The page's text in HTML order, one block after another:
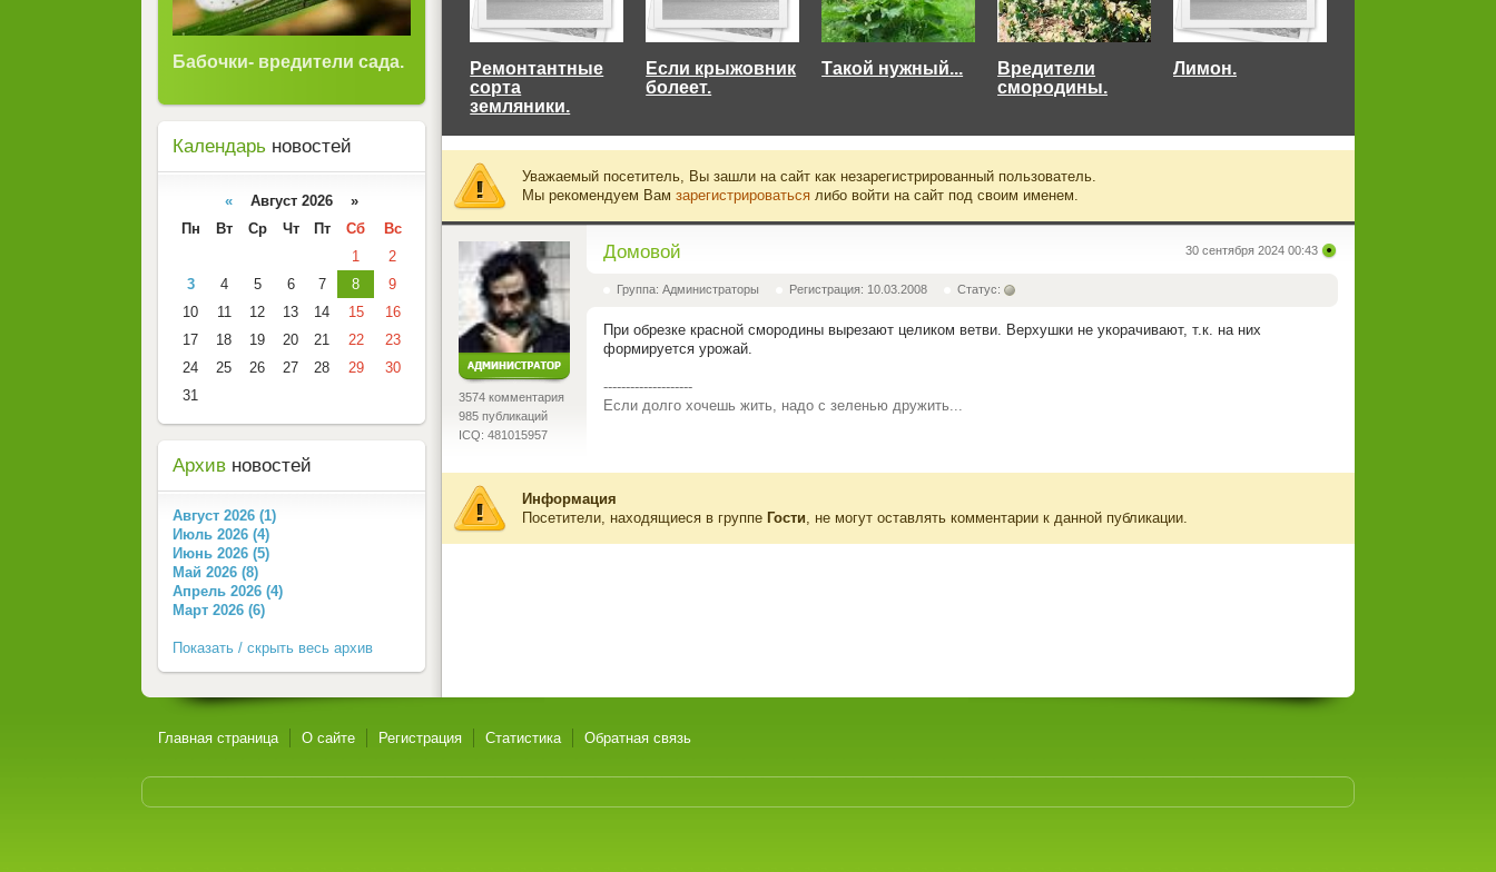
Ремонтантные
сорта
земляники.
Если крыжовник
болеет.
Такой нужный...
Вредители
смородины.
Лимон.
Уважаемый посетитель, Вы зашли на сайт как незарегистрированный пользователь.
Мы рекомендуем Вам зарегистрироваться либо войти на сайт под своим именем.
3574 комментария
985 публикаций
ICQ: 481015957
30 сентября 2024 00:43
Домовой
Группа: Администраторы Регистрация: 10.03.2008 Статус:
При обрезке красной смородины вырезают целиком ветви. Верхушки не укорачивают, т.к. на них
формируется урожай.
--------------------
Если долго хочешь жить, надо с зеленью дружить...
Информация
Посетители, находящиеся в группе Гости , не могут оставлять комментарии к данной публикации.
Бабочки- вредители сада.
Календарь новостей
« Август 2026 »
Пн
Вт Ср Чт Пт Сб
Вс
1
2
3
4 5 6 7 8
9
10
11 12 13 14 15
16
17
18 19 20 21 22
23
24
25 26 27 28 29
30
31
Архив новостей
Август 2026 (1)
Июль 2026 (4)
Июнь 2026 (5)
Май 2026 (8)
Апрель 2026 (4)
Март 2026 (6)
Показать / скрыть весь архив
Главная страница О сайте Регистрация Статистика Обратная связь